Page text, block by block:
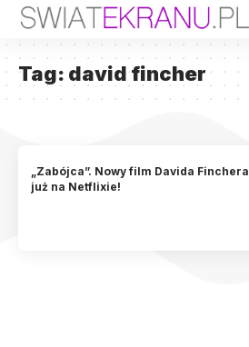
Tag: david fincher
„Zabójca”. Nowy film Davida Finchera
już na Netflixie!